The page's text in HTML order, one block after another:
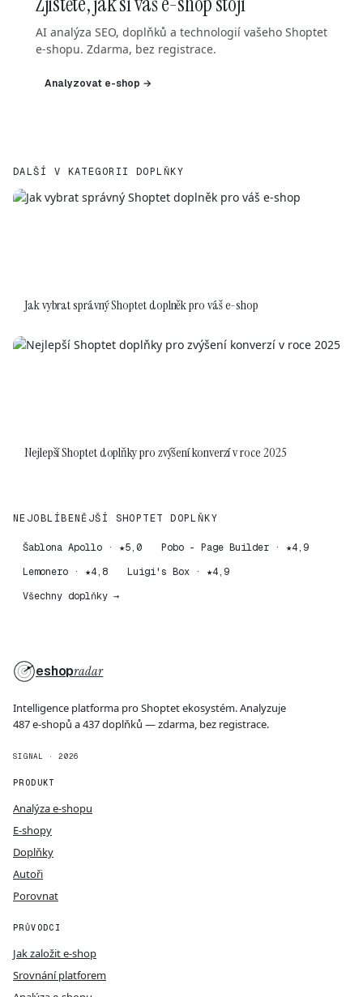
AI analýza SEO, doplňků a technologií vašeho Shoptet
e-shopu. Zdarma, bez registrace.
Analyzovat e-shop →
DALŠÍ V KATEGORII DOPLŇKY
Jak vybrat správný Shoptet doplněk pro váš e-shop
Nejlepší Shoptet doplňky pro zvýšení konverzí v roce 2025
NEJOBLÍBENĚJŠÍ SHOPTET DOPLŇKY
Šablona Apollo · ★5,0
Pobo - Page Builder · ★4,9
Lemonero · ★4,8
Luigi's Box · ★4,9
Všechny doplňky →
eshopradar
Intelligence platforma pro Shoptet ekosystém. Analyzuje
487 e-shopů a 437 doplňků — zdarma, bez registrace.
SIGNAL · 2026
PRODUKT
Analýza e-shopu
E-shopy
Doplňky
Autoři
Porovnat
PRŮVODCI
Jak založit e-shop
Srovnání platforem